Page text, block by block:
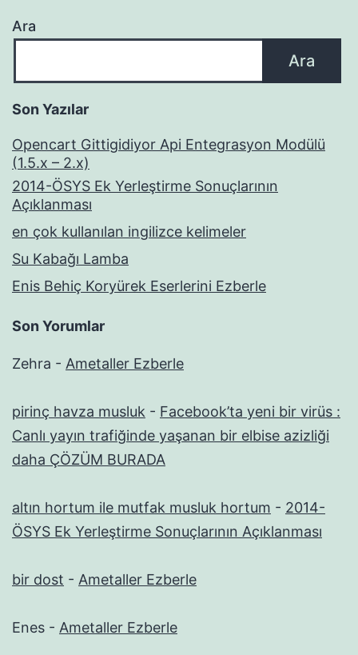
Ara
Ara
Son Yazılar
Opencart Gittigidiyor Api Entegrasyon Modülü
(1.5.x – 2.x)
2014-ÖSYS Ek Yerleştirme Sonuçlarının
Açıklanması
en çok kullanılan ingilizce kelimeler
Su Kabağı Lamba
Enis Behiç Koryürek Eserlerini Ezberle
Son Yorumlar
Zehra - Ametaller Ezberle
pirinç havza musluk - Facebook’ta yeni bir virüs :
Canlı yayın trafiğinde yaşanan bir elbise azizliği
daha ÇÖZÜM BURADA
altın hortum ile mutfak musluk hortum - 2014-
ÖSYS Ek Yerleştirme Sonuçlarının Açıklanması
bir dost - Ametaller Ezberle
Enes - Ametaller Ezberle